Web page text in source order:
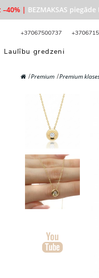
|BEZMAKSAS piegāde
+37067500737
Laulību gredzeni
Premium Premium